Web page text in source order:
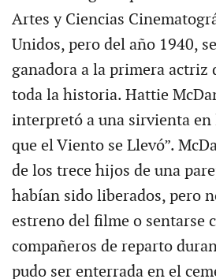
Artes y Ciencias
Unidos, pero del año 1940,
ganadora a la primera actriz
toda la historia. Hattie
interpretó a una sirvienta en
que el Viento se Llevó”.
de los trece hijos de una
habían sido liberados, pero
estreno del filme o sentarse
compañeros de reparto
pudo ser enterrada en el